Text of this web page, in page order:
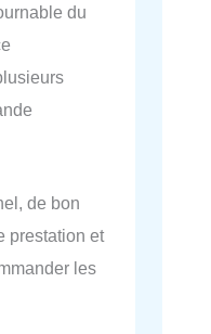
du
de bon
prestation et
les